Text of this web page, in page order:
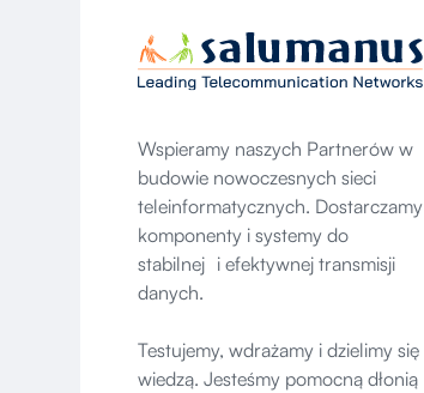
Wspieramy naszych Partnerów w
budowie nowoczesnych sieci
teleinformatycznych. Dostarczamy
komponenty i systemy do
stabilnej i efektywnej transmisji
danych.
Testujemy, wdrażamy i dzielimy się
wiedzą. Jesteśmy pomocną dłonią